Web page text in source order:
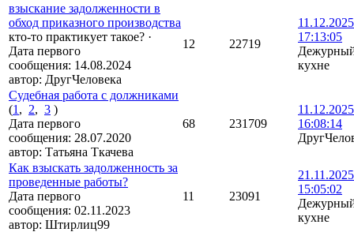
взыскание задолженности в
обход приказного производства
кто-то практикует такое? ·
Дата первого
сообщения: 14.08.2024
автор: ДругЧеловека
12 22719
11.12.2025
17:13:05
кухне
Судебная работа с должниками
(1 , 2, 3 )
Дата первого
сообщения: 28.07.2020
автор: Татьяна Ткачева
68 231709
11.12.2025
16:08:14
Как взыскать задолженность за
проведенные работы?
Дата первого
сообщения: 02.11.2023
автор: Штирлиц99
11 23091
21.11.2025
15:05:02
кухне